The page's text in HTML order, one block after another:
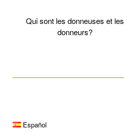
Qui sont les donneuses et les
donneurs?
Español